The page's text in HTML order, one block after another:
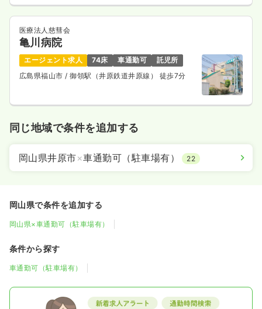
医療法人慈彗会
亀川病院
エージェント求人 74床 車通勤可
託児所
広島県福山市 / 御領駅（井原鉄道井原線） 徒歩7分
同じ地域で条件を追加する
岡山県井原市×車通勤可（駐車場有） 22
岡山県で条件を追加する
岡山県×車通勤可（駐車場有）
条件から探す
車通勤可（駐車場有）